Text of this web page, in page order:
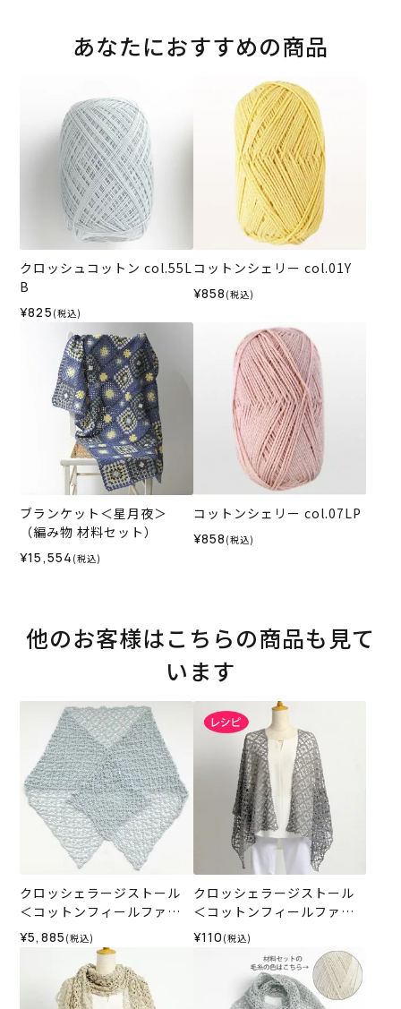
あなたにおすすめの商品
クロッシュコットン col.55L
B
¥825 (税込)
コットンシェリー col.01Y
¥858 (税込)
ブランケット＜星月夜＞
（編み物 材料セット）
¥15,554 (税込)
コットンシェリー col.07LP
¥858 (税込)
他のお客様はこちらの商品も見て
います
クロッシェラージストール
＜コットンフィールファイ
ン07LB＞（編み物 材料セッ
ト）
¥5,885 (税込)
クロッシェラージストール
＜コットンフィールファイ
ン＞（レシピ）
¥110 (税込)